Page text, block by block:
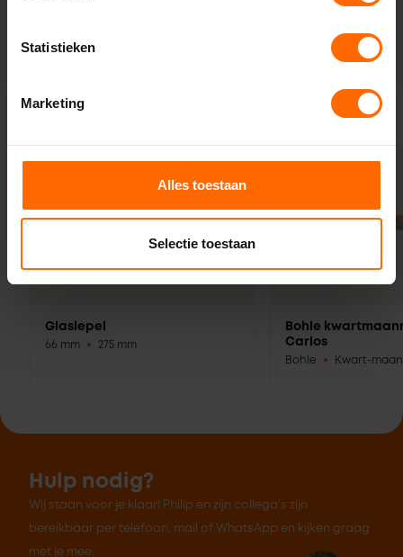
Statistieken
Marketing
Alles toestaan
Selectie toestaan
Glaslepel
66 mm 275 mm
Bohle
Carlos
Bohle Kwart-maan
Hulp nodig?
Wij staan voor je klaar! Philip en zijn collega's zijn
bereikbaar per telefoon, mail of WhatsApp en kijken graag
met je mee.